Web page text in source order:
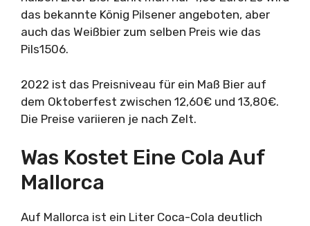
das bekannte König Pilsener angeboten, aber
auch das Weißbier zum selben Preis wie das
Pils1506.
2022 ist das Preisniveau für ein Maß Bier auf
dem Oktoberfest zwischen 12,60€ und 13,80€.
Die Preise variieren je nach Zelt.
Was Kostet Eine Cola Auf
Mallorca
Auf Mallorca ist ein Liter Coca-Cola deutlich